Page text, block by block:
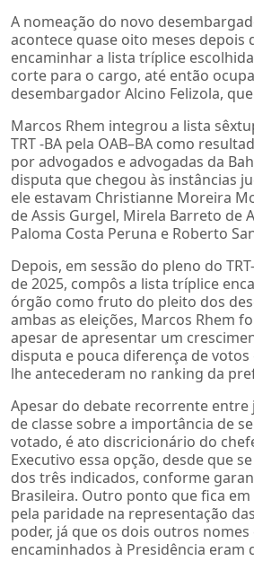
A nomeação do novo
acontece quase oito meses depois
encaminhar a lista tríplice
corte para o cargo, até então
desembargador Alcino Felizola,
Marcos Rhem integrou a lista
TRT -BA pela OAB–BA como
por advogados e advogadas da
disputa que chegou às instâncias
ele estavam Christianne Moreira
de Assis Gurgel, Mirela Barreto de
Paloma Costa Peruna e Roberto
Depois, em sessão do pleno do
de 2025, compôs a lista tríplice
órgão como fruto do pleito dos
ambas as eleições, Marcos Rhem
apesar de apresentar um
disputa e pouca diferença de
lhe antecederam no ranking da
Apesar do debate recorrente entre
de classe sobre a importância de
votado, é ato discricionário do
Executivo essa opção, desde que
dos três indicados, conforme
Brasileira. Outro ponto que fica
pela paridade na representação
poder, já que os dois outros
encaminhados à Presidência eram